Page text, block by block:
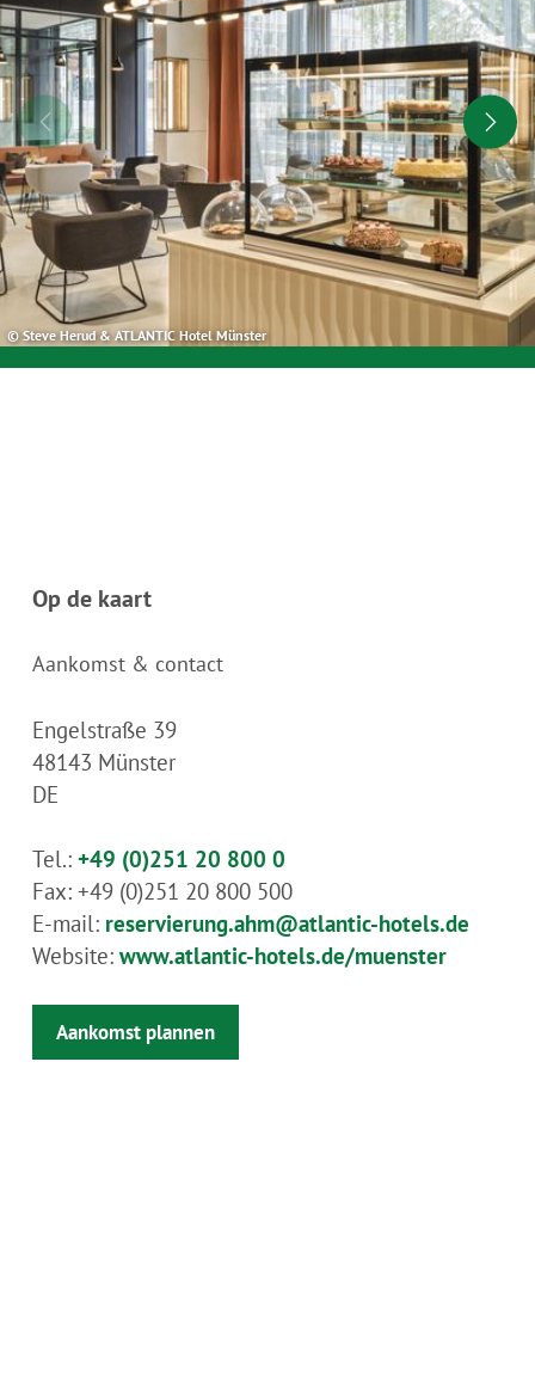
© Steve Herud & ATLANTIC Hotel Münster
Op de kaart
Aankomst & contact
Engelstraße 39
48143 Münster
DE
Tel.: +49 (0)251 20 800 0
Fax: +49 (0)251 20 800 500
E-mail: reservierung.ahm@atlantic-hotels.de
Website: www.atlantic-hotels.de/muenster
Aankomst plannen